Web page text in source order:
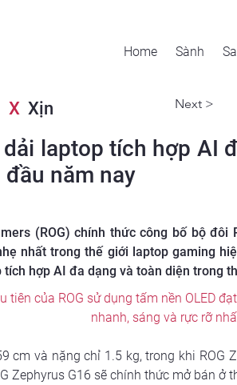
Home Sành
X Xịn Next >
laptop tích hợp AI
năm nay
(ROG) chính thức công bố bộ đôi
nhất trong thế giới laptop gaming
hợp AI đa dạng và toàn diện trong
của ROG sử dụng tấm nền OLED
nhanh, sáng và rực rỡ
cm và nặng chỉ 1.5 kg, trong khi
Zephyrus G16 sẽ chính thức mở bán ở